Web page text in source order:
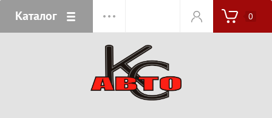
Каталог 0